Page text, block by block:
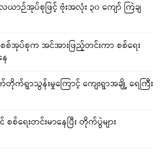
ာဉ်အုပ်စုဖြင့် ဗုံးအလုံး ၃၀ ကျော် ကြဲချ
စစ်အုပ်စုက အင်အားဖြည့်တင်းကာ စစ်ရေး
က်ရွာသွန်းမှုကြောင့် ကျေးရွာအချို့ ရေကြီး
စ်ရေးတင်းမာနေပြီး တိုက်ပွဲများ